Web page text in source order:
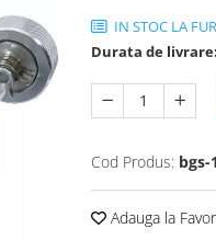
IN STOC LA
Durata de livrare:
Cod Produs: bgs-
Adauga la